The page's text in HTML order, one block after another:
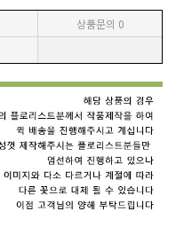
상품문의 0